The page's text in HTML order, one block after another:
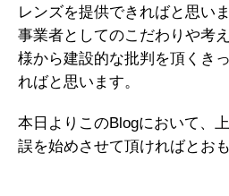
レンズを提供できればと思い
事業者としてのこだわりや考
様から建設的な批判を頂くき
ればと思います。
本日よりこのBlogにおいて、
誤を始めさせて頂ければとおも